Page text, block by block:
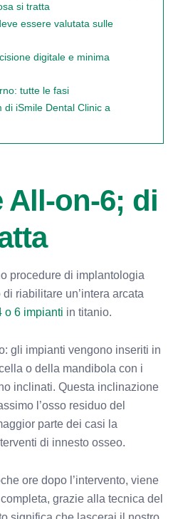
si tratta
essere valutata sulle
digitale e minima
tutte le fasi
di iSmile Dental Clinic a
All-on-6; di
procedure di implantologia
riabilitare un’intera arcata
o 6 impianti in titanio.
gli impianti vengono inseriti in
o della mandibola con i
inclinati. Questa inclinazione
l’osso residuo del
parte dei casi la
di innesto osseo.
ore dopo l’intervento, viene
grazie alla tecnica del